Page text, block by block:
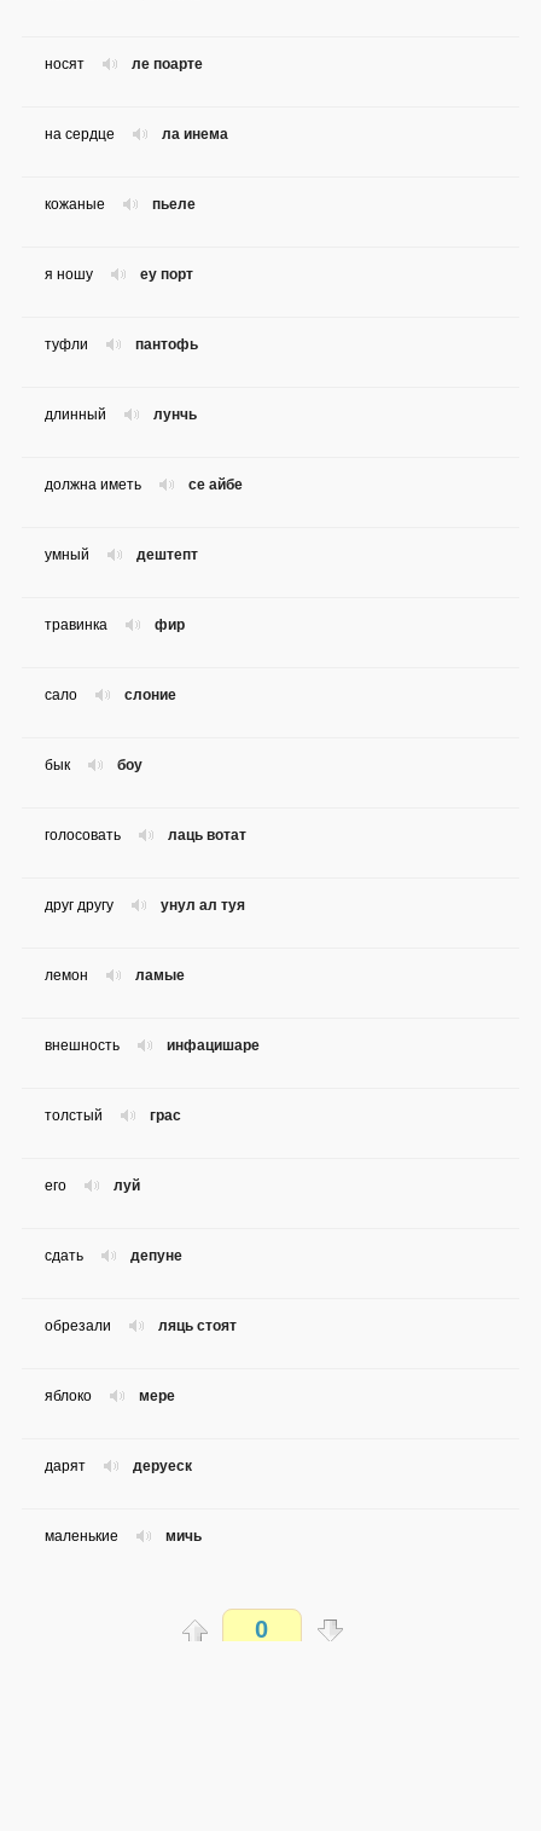
ле поарте
носят
ла инема
на сердце
пьеле
кожаные
еу порт
я ношу
пантофь
туфли
лунчь
длинный
се айбе
должна иметь
дештепт
умный
фир
травинка
слоние
сало
боу
бык
лаць вотат
голосовать
унул ал туя
друг другу
ламые
лемон
инфацишаре
внешность
грас
толстый
луй
его
депуне
сдать
ляць стоят
обрезали
мере
яблоко
деруеск
дарят
мичь
маленькие
0